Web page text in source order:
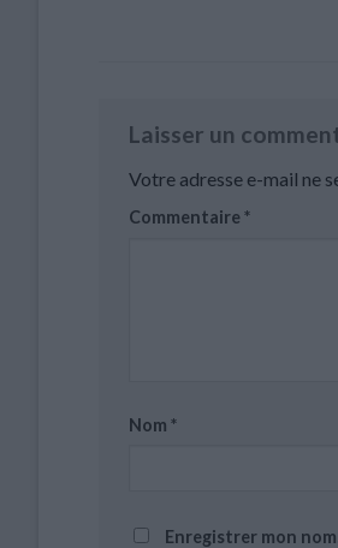
Laisser un
Votre adresse e-mail ne
Commentaire*
Nom *
Enregistrer mon